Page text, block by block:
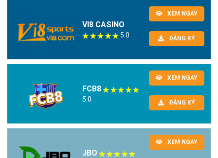
VI8 CASINO
5.0
XEM NGAY
ĐĂNG KÝ
FCB8
5.0
XEM NGAY
ĐĂNG KÝ
JBO
XEM NGAY